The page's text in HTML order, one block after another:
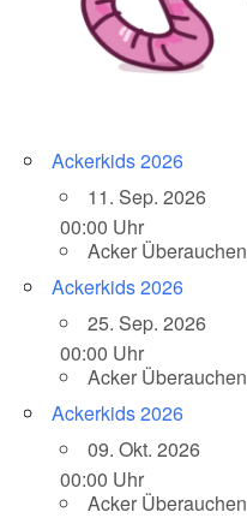
Ackerkids 2026
11. Sep. 2026
00:00 Uhr
Acker Überauchen
Ackerkids 2026
25. Sep. 2026
00:00 Uhr
Acker Überauchen
Ackerkids 2026
09. Okt. 2026
00:00 Uhr
Acker Überauchen